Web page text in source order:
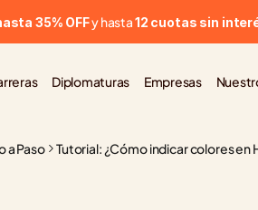
35% OFF y hasta 12 cuotas sin
Diplomaturas Empresas
a Paso Tutorial: ¿Cómo indicar colores en